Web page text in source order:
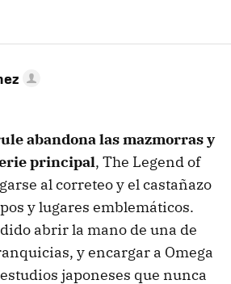
abandona las mazmorras y
principal, The Legend of
al correteo y el castañazo
y lugares emblemáticos.
abrir la mano de una de
y encargar a Omega
japoneses que nunca